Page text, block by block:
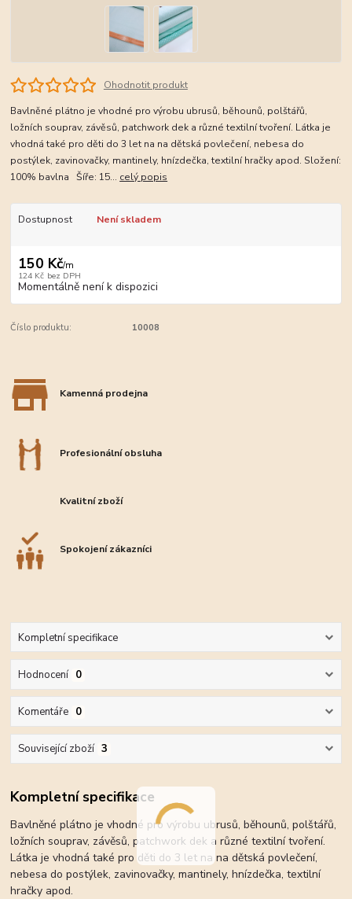
Ohodnotit produkt
Bavlněné plátno je vhodné pro výrobu ubrusů, běhounů, polštářů,
ložních souprav, závěsů, patchwork dek a různé textilní tvoření. Látka je
vhodná také pro děti do 3 let na na dětská povlečení, nebesa do
postýlek, zavinovačky, mantinely, hnízdečka, textilní hračky apod. Složení:
100% bavlna Šíře: 15... celý popis
Dostupnost Není skladem
150 Kč/m
124 Kč bez DPH
Momentálně není k dispozici
Číslo produktu: 10008
Kamenná prodejna
Profesionální obsluha
Kvalitní zboží
Spokojení zákazníci
Kompletní specifikace
Hodnocení 0
Komentáře 0
Související zboží 3
Kompletní specifikace
Bavlněné plátno je vhodné pro výrobu ubrusů, běhounů, polštářů,
ložních souprav, závěsů, patchwork dek a různé textilní tvoření.
Látka je vhodná také pro děti do 3 let na na dětská povlečení,
nebesa do postýlek, zavinovačky, mantinely, hnízdečka, textilní
hračky apod.